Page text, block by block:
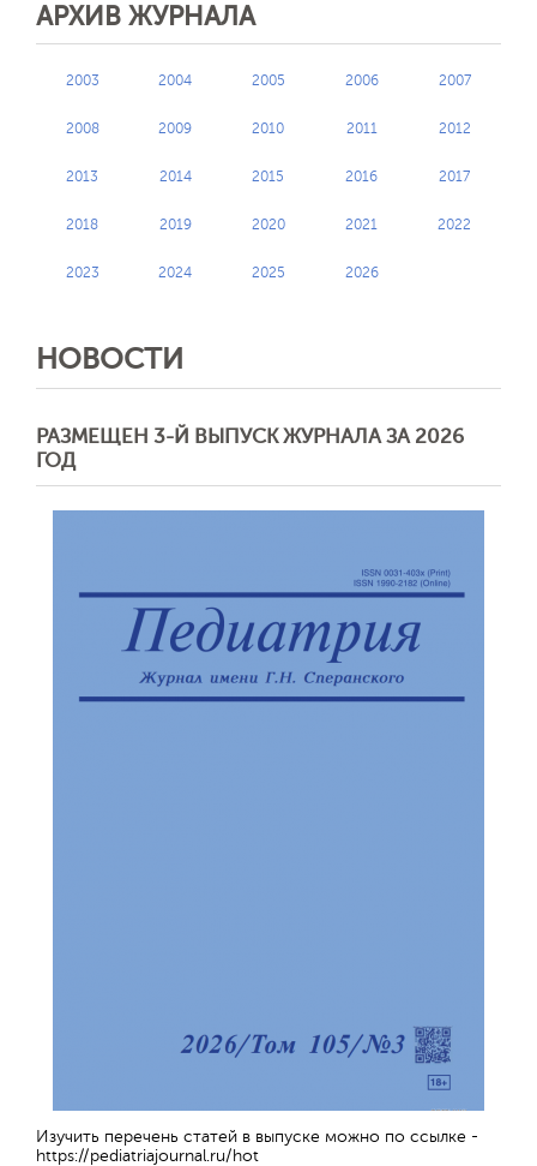
АРХИВ ЖУРНАЛА
2003 2004 2005 2006 2007
2008 2009 2010 2011 2012
2013 2014 2015 2016 2017
2018 2019 2020 2021 2022
2023 2024 2025 2026
НОВОСТИ
РАЗМЕЩЕН 3-Й ВЫПУСК ЖУРНАЛА ЗА 2026
ГОД
Изучить перечень статей в выпуске можно по ссылке -
https://pediatriajournal.ru/hot